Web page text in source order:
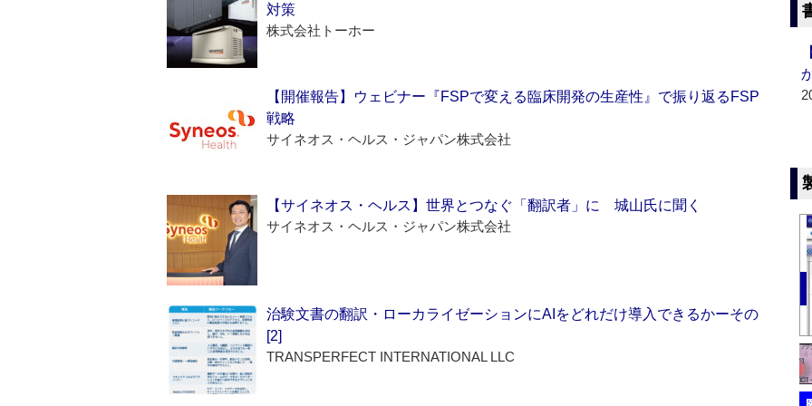
対策
株式会社トーホー
【開催報告】ウェビナー『FSPで変える臨床開発の生産性』で振り返るFSP
戦略
サイネオス・ヘルス・ジャパン株式会社
【サイネオス・ヘルス】世界とつなぐ「翻訳者」に 城山氏に聞く
サイネオス・ヘルス・ジャパン株式会社
治験文書の翻訳・ローカライゼーションにAIをどれだけ導入できるかーその
[2]
TRANSPERFECT INTERNATIONAL LLC